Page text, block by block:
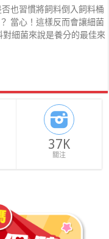
也習慣將飼料倒入飼料桶
當心！這樣反而會讓細菌
細菌來說是養分的最佳來
37K
關注